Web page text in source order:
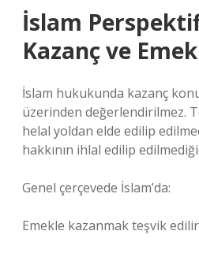
İslam
Kazanç ve Emek
İslam hukukunda kazanç
üzerinden değerlendirilmez.
helal yoldan elde edilip
hakkının ihlal edilip
Genel çerçevede İslam’da:
Emekle kazanmak teşvik edilir